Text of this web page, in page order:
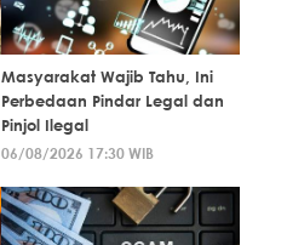
Masyarakat Wajib Tahu, Ini
Perbedaan Pindar Legal dan
Pinjol Ilegal
06/08/2026 17:30 WIB